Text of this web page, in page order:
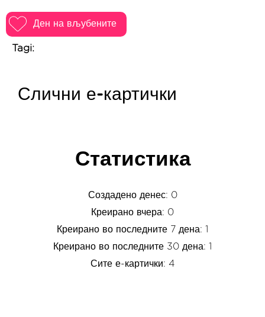
Ден на вљубените
Tagi:
Слични е-картички
Статистика
Создадено денес: 0
Креирано вчера: 0
Креирано во последните 7 дена: 1
Креирано во последните 30 дена: 1
Сите е-картички: 4